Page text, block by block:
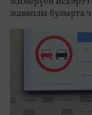
җаваплы булырга